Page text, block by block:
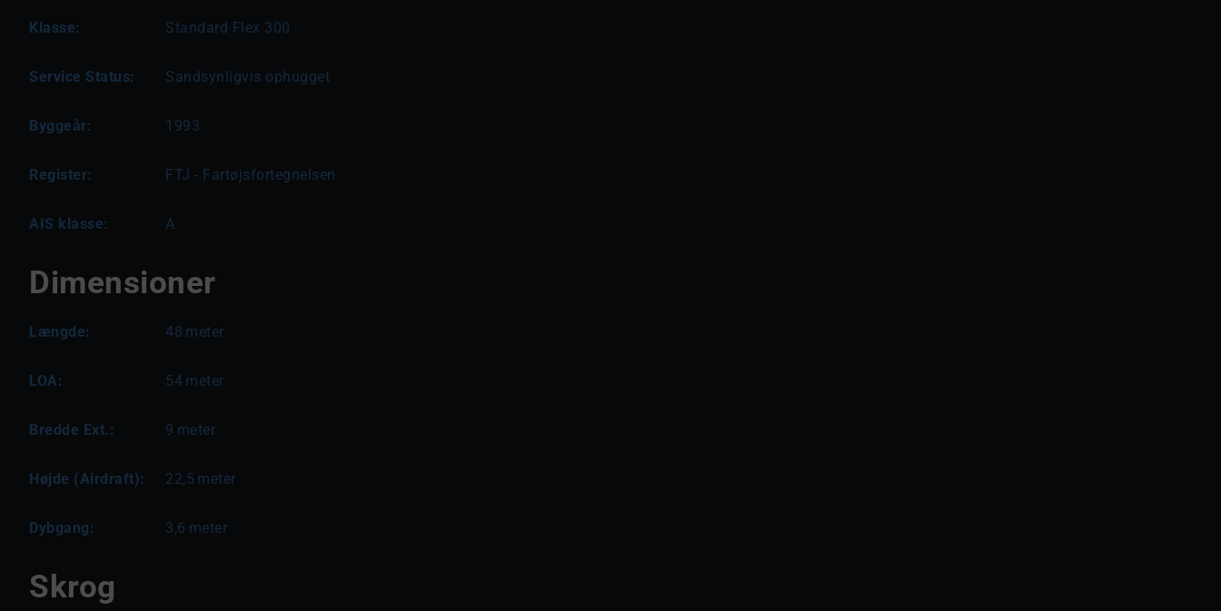
Klasse: Standard Flex 300
Service Status: Sandsynligvis ophugget
Byggeår: 1993
Register: FTJ - Fartøjsfortegnelsen
AIS klasse: A
Dimensioner
Længde: 48 meter
LOA: 54 meter
Bredde Ext.: 9 meter
Højde (Airdraft): 22,5 meter
Dybgang: 3,6 meter
Skrog